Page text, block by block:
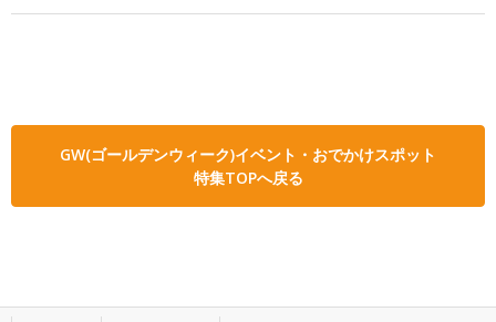
GW(ゴールデンウィーク)イベント・おでかけスポット
特集TOPへ戻る